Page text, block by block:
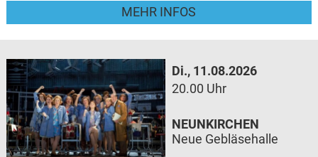
MEHR INFOS
Di., 11.08.2026
20.00 Uhr
NEUNKIRCHEN
Neue Gebläsehalle